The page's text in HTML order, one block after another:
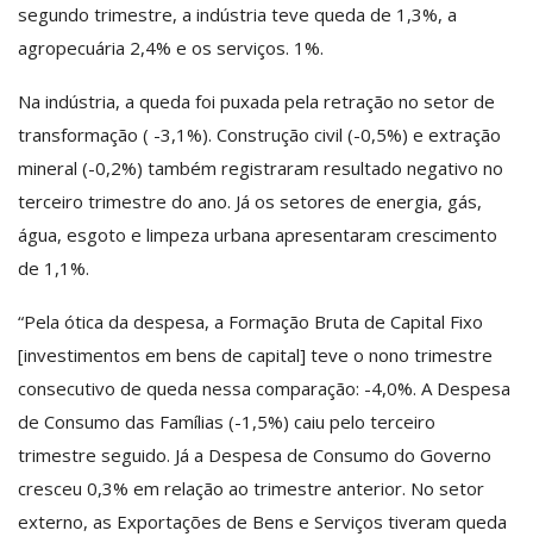
segundo trimestre, a indústria teve queda de 1,3%, a
agropecuária 2,4% e os serviços. 1%.
Na indústria, a queda foi puxada pela retração no setor de
transformação ( -3,1%). Construção civil (-0,5%) e extração
mineral (-0,2%) também registraram resultado negativo no
terceiro trimestre do ano. Já os setores de energia, gás,
água, esgoto e limpeza urbana apresentaram crescimento
de 1,1%.
“Pela ótica da despesa, a Formação Bruta de Capital Fixo
[investimentos em bens de capital] teve o nono trimestre
consecutivo de queda nessa comparação: -4,0%. A Despesa
de Consumo das Famílias (-1,5%) caiu pelo terceiro
trimestre seguido. Já a Despesa de Consumo do Governo
cresceu 0,3% em relação ao trimestre anterior. No setor
externo, as Exportações de Bens e Serviços tiveram queda